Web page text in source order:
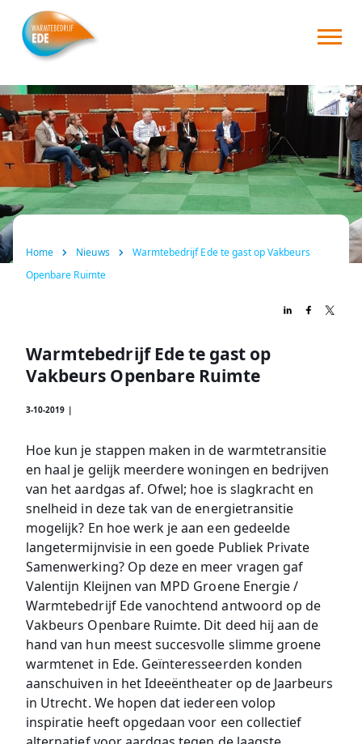
Home
Over ons
Consument
Zakelijk
Home Nieuws
Warmtebedrijf Ede te gast op Vakbeurs
Openbare Ruimte
Warmtebedrijf Ede te gast op
Vakbeurs Openbare Ruimte
3-10-2019 |
Hoe kun je stappen maken in de warmtetransitie
en haal je gelijk meerdere woningen en bedrijven
van het aardgas af. Ofwel; hoe is slagkracht en
snelheid in deze tak van de energietransitie
mogelijk? En hoe werk je aan een gedeelde
langetermijnvisie in een goede Publiek Private
Samenwerking? Op deze en meer vragen gaf
Valentijn Kleijnen van MPD Groene Energie /
Warmtebedrijf Ede vanochtend antwoord op de
Vakbeurs Openbare Ruimte. Dit deed hij aan de
hand van hun meest succesvolle slimme groene
warmtenet in Ede. Geïnteresseerden konden
aanschuiven in het Ideeëntheater op de Jaarbeurs
in Utrecht. We hopen dat iedereen volop
inspiratie heeft opgedaan voor een collectief